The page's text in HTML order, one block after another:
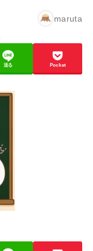
maruta
送る Pocket